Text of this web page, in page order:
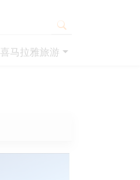
喜马拉雅旅游